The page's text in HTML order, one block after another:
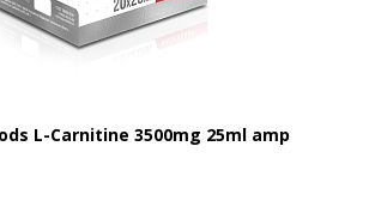
L-Carnitine 3500mg 25ml amp